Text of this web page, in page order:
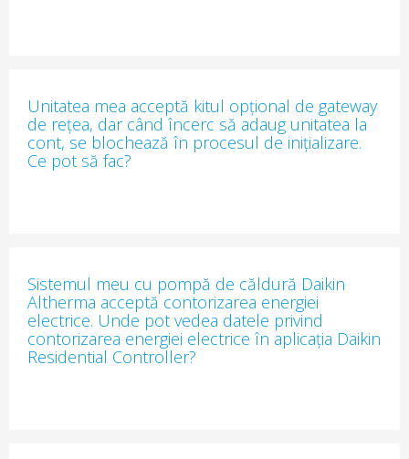
Unitatea mea acceptă kitul opțional de gateway
de rețea, dar când încerc să adaug unitatea la
cont, se blochează în procesul de inițializare.
Ce pot să fac?
Sistemul meu cu pompă de căldură Daikin
Altherma acceptă contorizarea energiei
electrice. Unde pot vedea datele privind
contorizarea energiei electrice în aplicația Daikin
Residential Controller?